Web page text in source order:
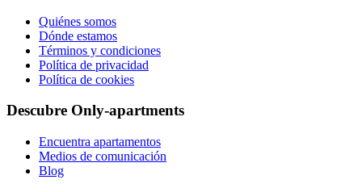
Quiénes somos
Dónde estamos
Términos y condiciones
Política de privacidad
Política de cookies
Descubre Only-apartments
Encuentra apartamentos
Medios de comunicación
Blog